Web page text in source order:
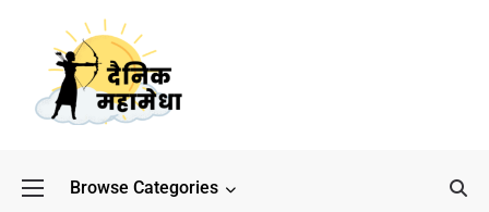
Browse Categories